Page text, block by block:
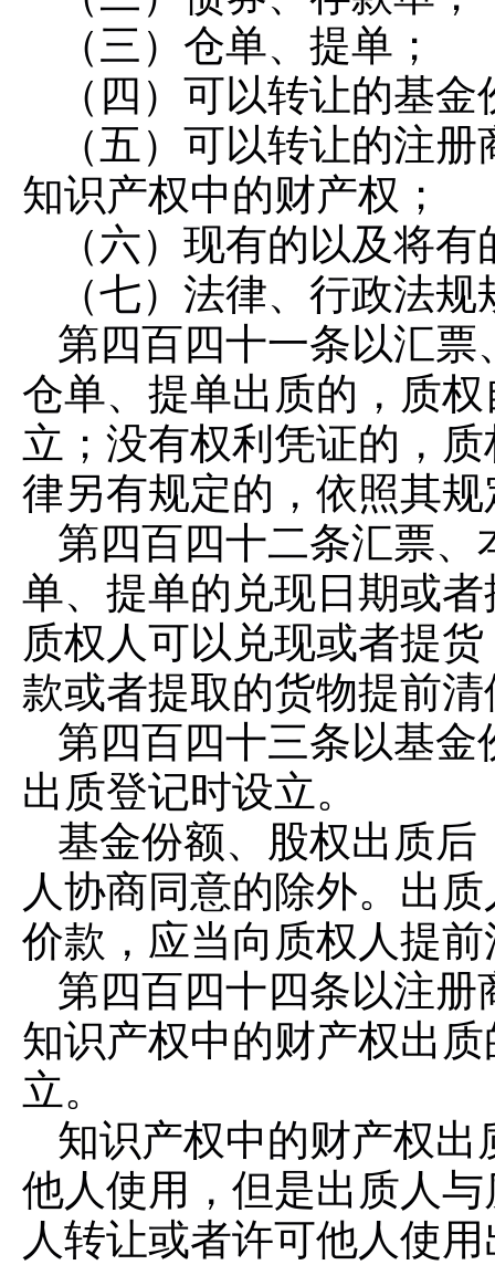
（三）仓单、提单；
（四）可以转让的基
（五）可以转让的注
知识产权中的财产权；
（六）现有的以及将
（七）法律、行政法
第四百四十一条以汇票
仓单、提单出质的，质
立；没有权利凭证的，
律另有规定的，依照其规
第四百四十二条汇票、
单、提单的兑现日期或
质权人可以兑现或者提
款或者提取的货物提前
第四百四十三条以基金
出质登记时设立。
基金份额、股权出质
人协商同意的除外。出
价款，应当向质权人提
第四百四十四条以注册
知识产权中的财产权出
立。
知识产权中的财产权
他人使用，但是出质人
人转让或者许可他人使